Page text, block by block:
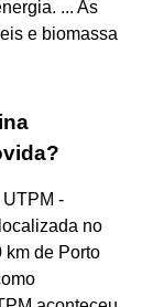
... As
e biomassa
-
no
km de Porto